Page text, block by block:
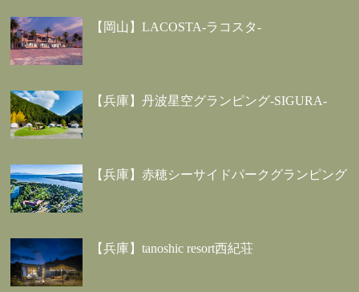
【岡山】LACOSTA-ラコスタ-
【兵庫】丹波星空グランピング-SIGURA-
【兵庫】赤穂シーサイドパークグランピング
【兵庫】tanoshic resort西紀荘